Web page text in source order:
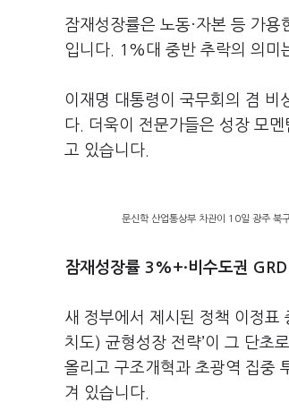
잠재성장률은 노동·자본 등 가
입니다. 1%대 중반 추락의 의미
이재명 대통령이 국무회의 겸 비
다. 더욱이 전문가들은 성장 모
고 있습니다.
문신학 산업통상부 차관이 10일 광주 북
잠재성장률 3%+·비수도권
새 정부에서 제시된 정책 이정표
치도) 균형성장 전략’이 그 단초
올리고 구조개혁과 초광역 집중
겨 있습니다.